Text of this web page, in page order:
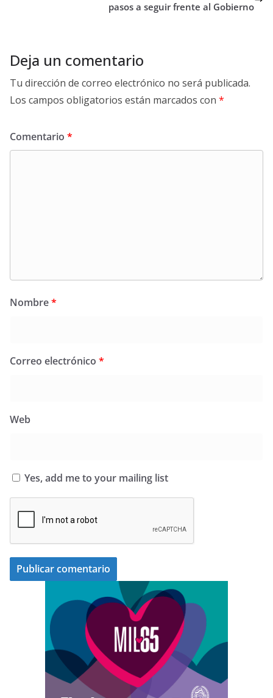
pasos a seguir frente al Gobierno
Deja un comentario
Tu dirección de correo electrónico no será publicada.
Los campos obligatorios están marcados con *
Comentario *
Nombre*
Correo electrónico *
Web
Yes, add me to your mailing list